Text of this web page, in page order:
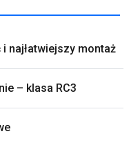
najłatwiejszy montaż
– klasa RC3